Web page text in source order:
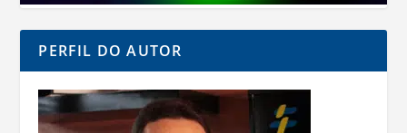
PERFIL DO AUTOR